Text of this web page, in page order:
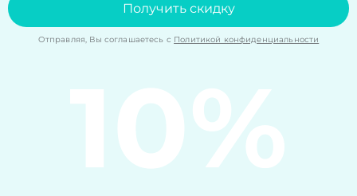
Получить скидку
Отправляя, Вы соглашаетесь с Политикой конфиденциальности
10%